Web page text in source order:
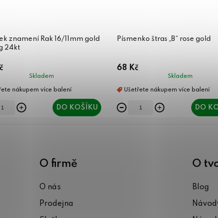
znamení Rak 16/11mm gold
24kt
Skladem
DO KOŠÍKU
Písmenko štras „B“ rose gold
68 Kč
Skladem
DO
O firmě
O nás
Prodejna
O
Blog